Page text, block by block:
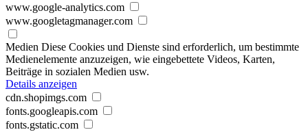
www.google-analytics.com
www.googletagmanager.com
Medien Diese Cookies und Dienste sind erforderlich, um bestimmte
Medienelemente anzuzeigen, wie eingebettete Videos, Karten,
Beiträge in sozialen Medien usw.
Details anzeigen
cdn.shopimgs.com
fonts.googleapis.com
fonts.gstatic.com